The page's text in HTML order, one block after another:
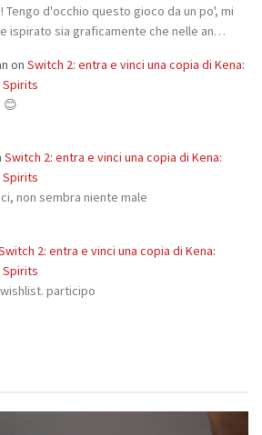
Tengo d'occhio questo gioco da un po', mi
ispirato sia graficamente che nelle an…
on Switch 2: entra e vinci una copia di Kena:
😊
Switch 2: entra e vinci una copia di Kena:
non sembra niente male
2: entra e vinci una copia di Kena:
participo